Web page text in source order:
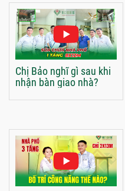
Chị Bảo nghĩ gì sau khi
nhận bàn giao nhà?